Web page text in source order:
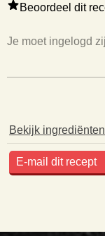
Beoordeel dit
Je moet ingelogd
Bekijk ingrediënten
E-mail dit recept